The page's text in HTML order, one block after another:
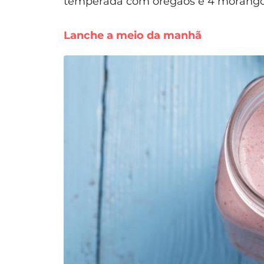
Lanche a meio da manhã